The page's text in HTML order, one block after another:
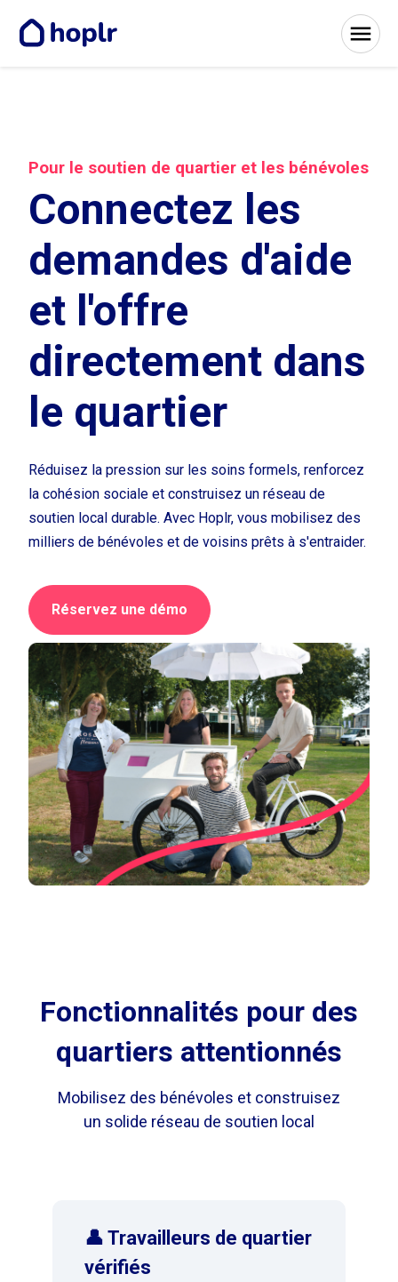
Pour le soutien de quartier et les bénévoles
Connectez les
demandes d'aide
et l'offre
directement dans
le quartier
Réduisez la pression sur les soins formels, renforcez
la cohésion sociale et construisez un réseau de
soutien local durable. Avec Hoplr, vous mobilisez des
milliers de bénévoles et de voisins prêts à s'entraider.
Réservez une démo
Fonctionnalités pour des
quartiers attentionnés
Mobilisez des bénévoles et construisez
un solide réseau de soutien local
👤 Travailleurs de quartier
vérifiés